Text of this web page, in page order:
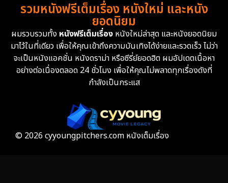
รวมหนังฟรีเต็มเรื่อง หนังใหม่ และหนัง
ยอดนิยม
ผมรวบรวมทั้ง หนังฟรีเต็มเรื่อง หนังใหม่ล่าสุด และหนังยอดนิยม
มาไว้ในที่เดียว เพื่อให้คุณเข้าถึงความบันเทิงได้ง่ายและรวดเร็ว ไม่ว่า
จะเป็นหนังแอคชั่น หนังดราม่า หรือซีรี่ย์ยอดฮิต ผมอัปเดตเนื้อหา
อย่างต่อเนื่องตลอด 24 ชั่วโมง เพื่อให้คุณไม่พลาดทุกเรื่องดังที่
กำลังเป็นกระแส
© 2026 cyyoungpitchers.com หนังเต็มเรื่อง